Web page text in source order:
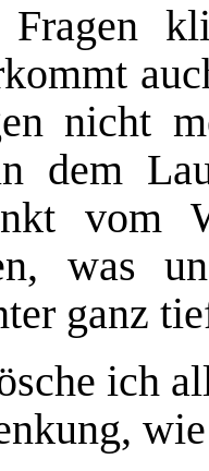
nicht
dem
vom
was
ganz
ich